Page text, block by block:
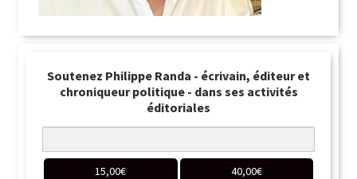
Soutenez Philippe Randa - écrivain, éditeur et
chroniqueur politique - dans ses activités
éditoriales
15,00€ 40,00€